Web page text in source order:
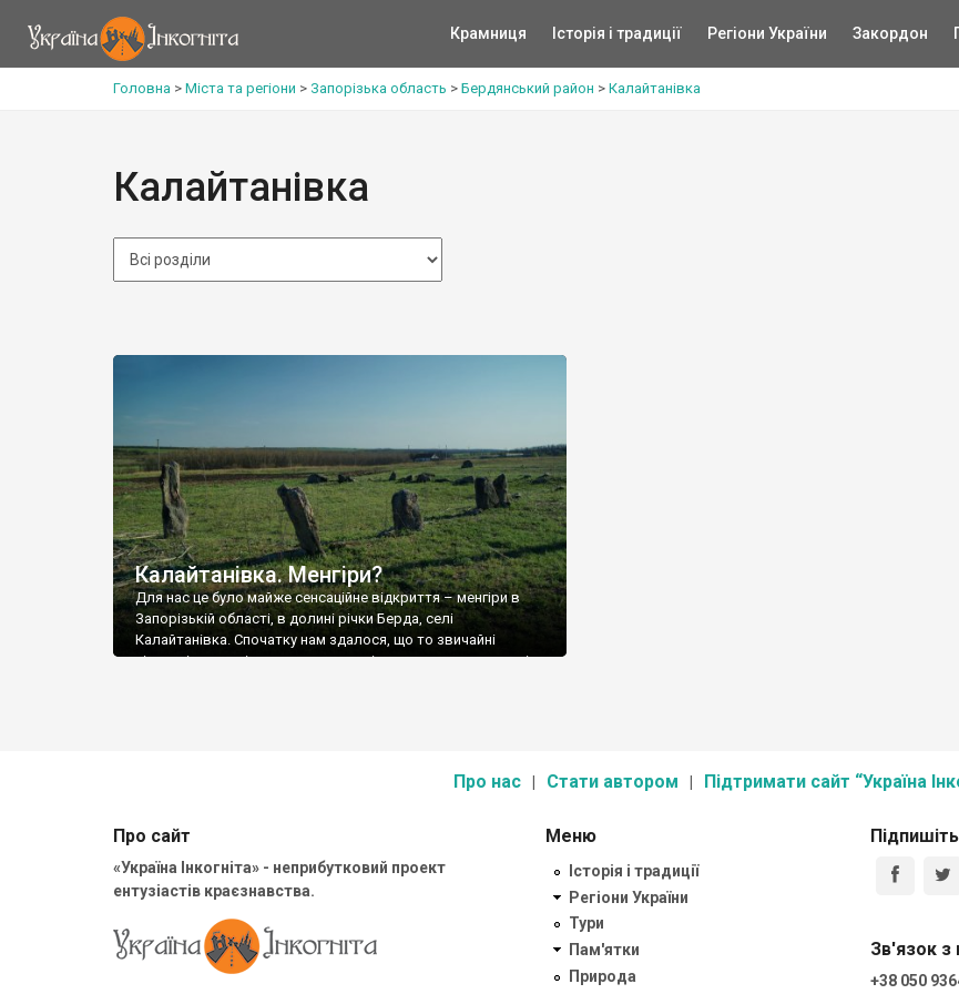
Крамниця Історія і традиції Регіони України Закордон
Головна > Міста та регіони > Запорізька область > Бердянський район > Калайтанівка
Калайтанівка
Калайтанівка. Менгіри?
Для нас це було майже сенсаційне відкриття – менгіри в
Запорізькій області, в долині річки Берда, селі
Калайтанівка. Спочатку нам здалося, що то звичайні
сільські огорожі, але вразив розмір вертикальних каменів
Про нас Стати автором Підтримати сайт “Україна
Про сайт
«Україна Інкогніта» - неприбутковий проект
ентузіастів краєзнавства.
Меню
Історія і традиції
Регіони України
Тури
Пам'ятки
Природа
Зв'язок з
+38 050